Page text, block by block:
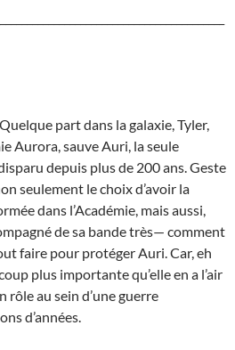
part dans la galaxie, Tyler,
Aurora, sauve Auri, la seule
depuis plus de 200 ans. Geste
seulement le choix d’avoir la
dans l’Académie, mais aussi,
de sa bande très— comment
faire pour protéger Auri. Car, eh
plus importante qu’elle en a l’air
au sein d’une guerre
d’années.